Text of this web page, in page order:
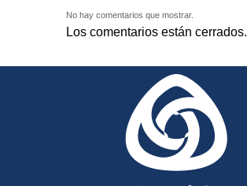
No hay comentarios que mostrar.
Los comentarios están cerrados.